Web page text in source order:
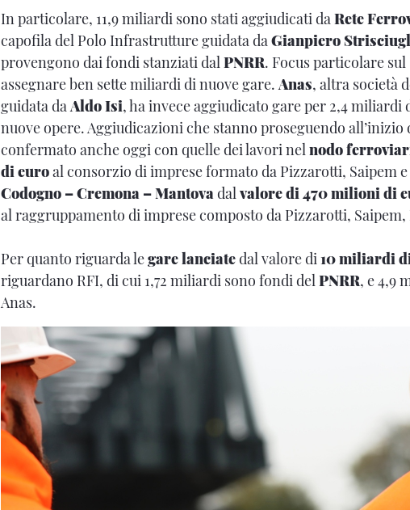
In particolare, 11,9 miliardi sono stati aggiudicati daRete
capofila del Polo Infrastrutture guidata daGianpiero
provengono dai fondi stanziati dalPNRR. Focus particolare
assegnare ben sette miliardi di nuove gare.Anas, altra società
guidata daAldo Isi, ha invece aggiudicato gare per 2,4
nuove opere. Aggiudicazioni che stanno proseguendo all’inizio
confermato anche oggi con quelle dei lavori nelnodo
di euroal consorzio di imprese formato da Pizzarotti, Saipem e
Codogno – Cremona – Mantovadalvalore di 470 milioni di
al raggruppamento di imprese composto da Pizzarotti, Saipem,
Per quanto riguarda legare lanciatedal valore di10 miliardi
riguardano RFI, di cui 1,72 miliardi sono fondi delPNRR, e 4,9
Anas.